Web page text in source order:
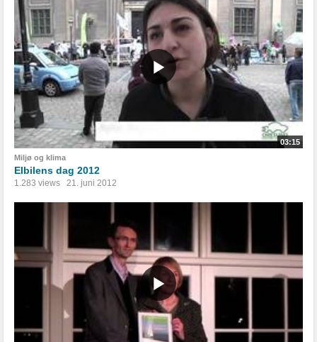
03:15
Miljø og klima
Elbilens dag 2012
1.283 views 21. juni 2012